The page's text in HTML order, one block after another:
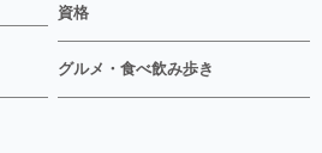
資格
グルメ・食べ飲み歩き